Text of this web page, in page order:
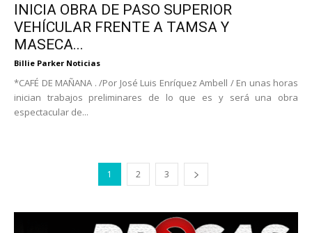
INICIA OBRA DE PASO SUPERIOR
VEHÍCULAR FRENTE A TAMSA Y
MASECA...
Billie Parker Noticias
*CAFÉ DE MAÑANA . /Por José Luis Enríquez Ambell / En unas horas
inician trabajos preliminares de lo que es y será una obra
espectacular de...
1 2 3